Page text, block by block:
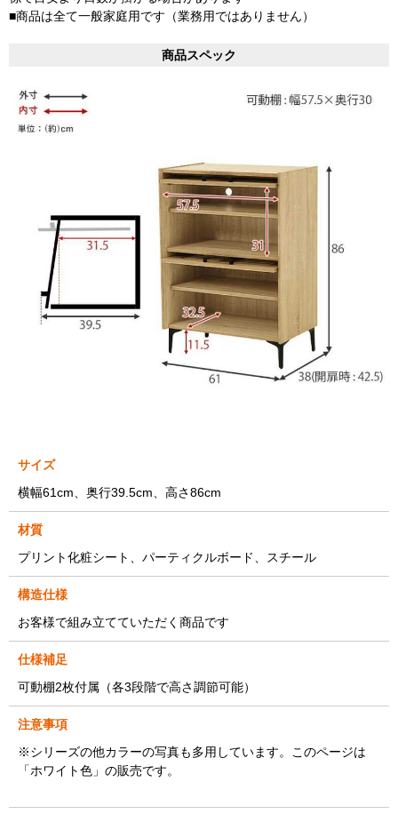
■商品は全て一般家庭用です（業務用ではありません）
商品スペック
サイズ
横幅61cm、奥行39.5cm、高さ86cm
材質
プリント化粧シート、パーティクルボード、スチール
構造仕様
お客様で組み立てていただく商品です
仕様補足
可動棚2枚付属（各3段階で高さ調節可能）
注意事項
※シリーズの他カラーの写真も多用しています。このページは
「ホワイト色」の販売です。